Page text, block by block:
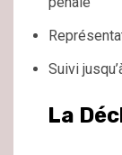
Suivi
La